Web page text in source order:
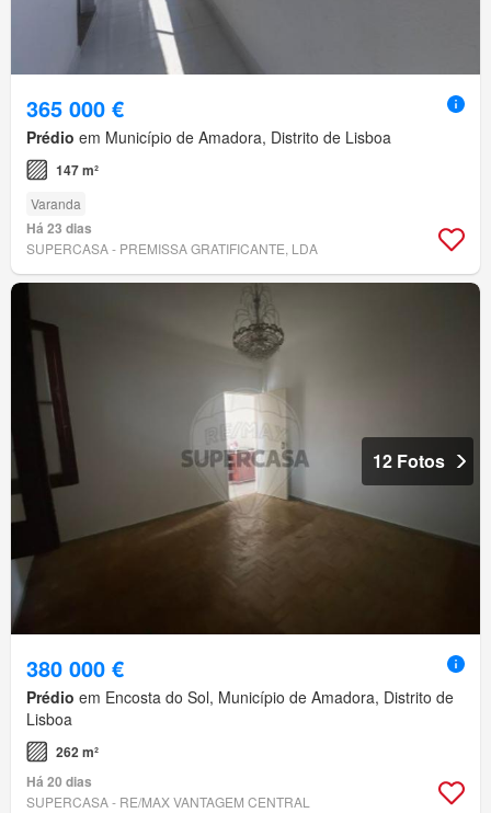
365 000 €
Prédio em Município de Amadora, Distrito de Lisboa
147 m²
Varanda
Há 23 dias
SUPERCASA - PREMISSA GRATIFICANTE, LDA
12 Fotos
380 000 €
Prédio em Encosta do Sol, Município de Amadora, Distrito de
Lisboa
262 m²
Há 20 dias
SUPERCASA - RE/MAX VANTAGEM CENTRAL